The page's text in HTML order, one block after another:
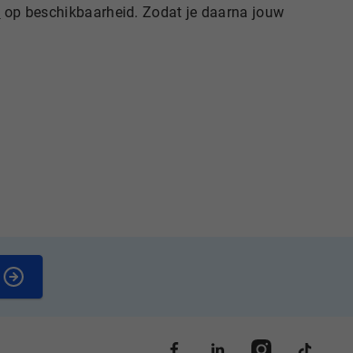
op beschikbaarheid. Zodat je daarna jouw